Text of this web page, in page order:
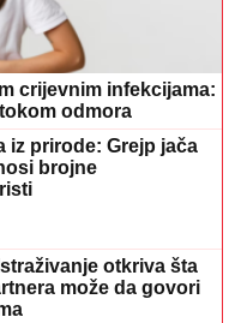
crijevnim infekcijama:
odmora
iz prirode: Grejp jača
brojne
otkriva šta
može da govori